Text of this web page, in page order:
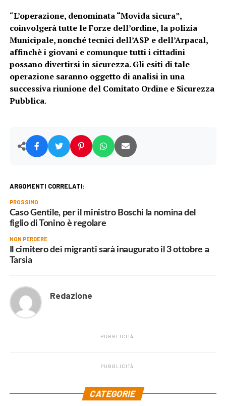
“L’operazione, denominata “Movida sicura”,
coinvolgerà tutte le Forze dell’ordine, la polizia
Municipale, nonché tecnici dell’ASP e dell’Arpacal,
affinchè i giovani e comunque tutti i cittadini
possano divertirsi in sicurezza. Gli esiti di tale
operazione saranno oggetto di analisi in una
successiva riunione del Comitato Ordine e Sicurezza
Pubblica.
ARGOMENTI CORRELATI:
PROSSIMO
Caso Gentile, per il ministro Boschi la nomina del
figlio di Tonino è regolare
NON PERDERE
Il cimitero dei migranti sarà inaugurato il 3 ottobre a
Tarsia
Redazione
PUBBLICITÀ
PUBBLICITÀ
CATEGORIE